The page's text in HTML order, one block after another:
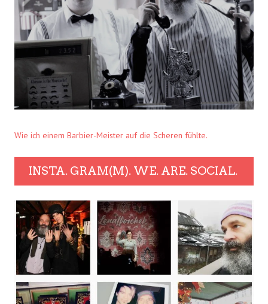
Wie ich einem Barbier-Meister auf die Scheren fühlte.
INSTA. GRAM(M). WE. ARE. SOCIAL.